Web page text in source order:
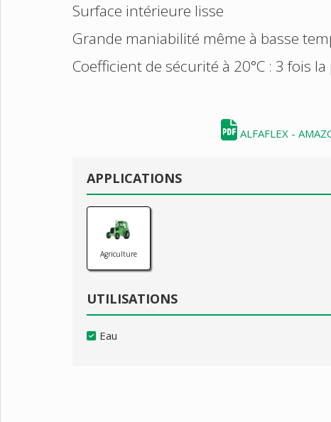
Surface intérieure lisse
Grande maniabilité même à basse
Coefficient de sécurité à 20°C : 3 fois
ALFAFLEX -
APPLICATIONS
Agriculture
UTILISATIONS
Eau